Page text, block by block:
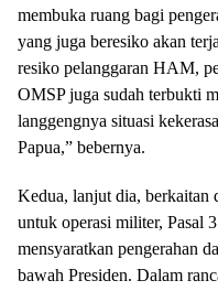
membuka ruang bagi
yang juga beresiko akan
resiko pelanggaran HAM,
OMSP juga sudah terbukti
langgengnya situasi
Papua,” bebernya.
Kedua, lanjut dia, berkaitan
untuk operasi militer, Pasal
mensyaratkan pengerahan
bawah Presiden. Dalam